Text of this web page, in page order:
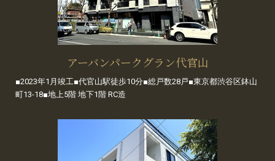
アーバンパークグラン代官山
■2023年1月竣工■代官山駅徒歩10分■総戸数28戸■東京都渋谷区鉢山
町13-18■地上5階 地下1階 RC造